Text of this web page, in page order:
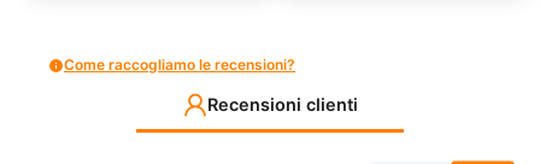
Come raccogliamo le recensioni?
Recensioni clienti